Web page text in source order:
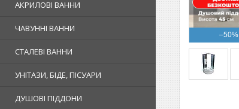
АКРИЛОВІ ВАННИ
ЧАВУННІ ВАННИ
СТАЛЕВІ ВАННИ
УНІТАЗИ, БІДЕ, ПІСУАРИ
ДУШОВІ ПІДДОНИ
–50%